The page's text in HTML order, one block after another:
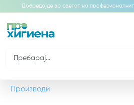
Добредојде во светот на
Производи